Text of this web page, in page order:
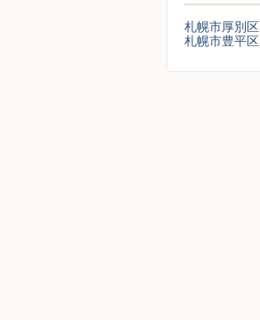
札幌市厚別区
札幌市豊平区